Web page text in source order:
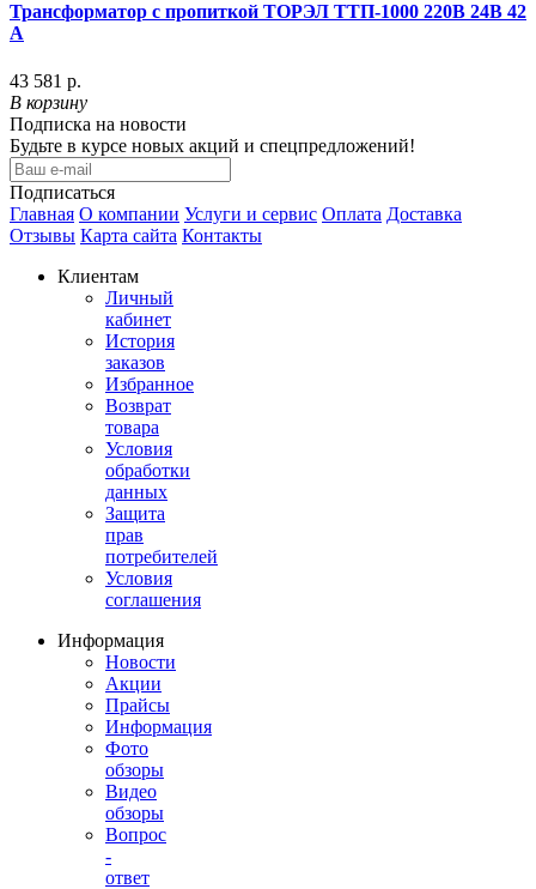
Трансформатор с пропиткой ТОРЭЛ ТТП-1000 220В 24В 42
А
43 581 р.
В корзину
Подписка на новости
Будьте в курсе новых акций и спецпредложений!
Подписаться
Главная О компании Услуги и сервис Оплата Доставка
Отзывы Карта сайта Контакты
Клиентам
Личный
кабинет
История
заказов
Избранное
Возврат
товара
Условия
обработки
данных
Защита
прав
потребителей
Условия
соглашения
Информация
Новости
Акции
Прайсы
Информация
Фото
обзоры
Видео
обзоры
Вопрос
-
ответ